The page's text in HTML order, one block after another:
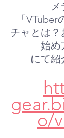
チャとは？
始め
にて紹
o/